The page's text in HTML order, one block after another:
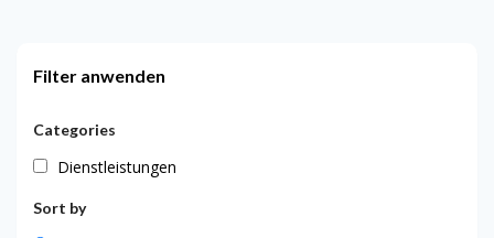
Filter anwenden
Categories
Dienstleistungen
Sort by